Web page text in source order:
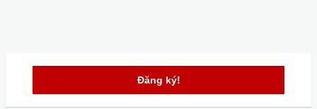
Đăng ký!